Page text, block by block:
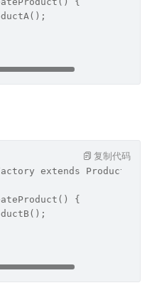
extends
{
复制代码